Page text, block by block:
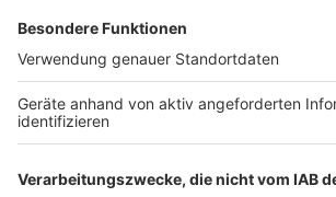
Anzeige
Proteste in Hürth wegen bemalter
Helfer für Schulfrühstück in
Kunstprojekt in Erftstadt startet